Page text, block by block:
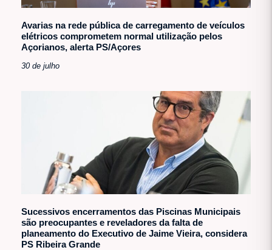
Avarias na rede pública de carregamento de veículos
elétricos comprometem normal utilização pelos
Açorianos, alerta PS/Açores
30 de julho
Sucessivos encerramentos das Piscinas Municipais
são preocupantes e reveladores da falta de
planeamento do Executivo de Jaime Vieira, considera
PS Ribeira Grande